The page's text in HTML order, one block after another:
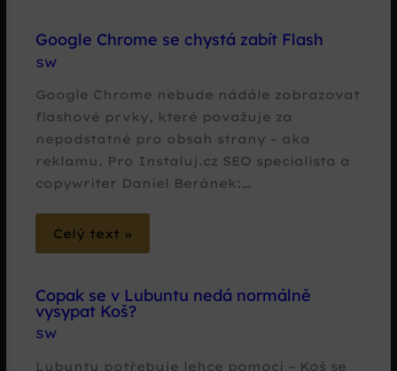
Google Chrome se chystá zabít Flash
SW
Google Chrome nebude nádále zobrazovat
flashové prvky, které považuje za
nepodstatné pro obsah strany – aka
reklamu. Pro Instaluj.cz SEO specialista a
copywriter Daniel Beránek:…
Celý text »
Copak se v Lubuntu nedá normálně
vysypat Koš?
SW
Lubuntu potřebuje lehce pomoci – Koš se